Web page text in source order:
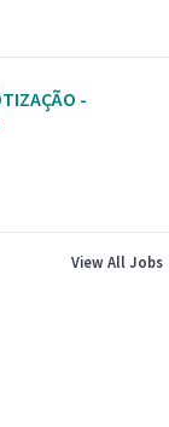
View All Jobs